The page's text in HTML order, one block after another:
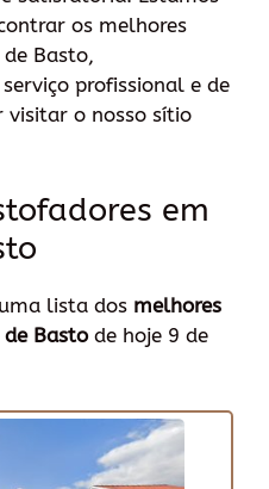
os melhores
Basto,
profissional e de
visitar o nosso sítio
em
lista dos melhores
Bastode hoje 9 de